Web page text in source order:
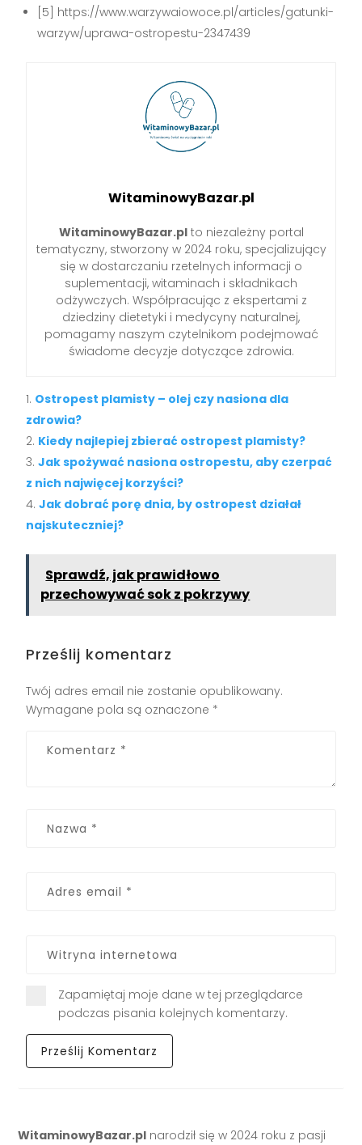
[5] https://www.warzywaiowoce.pl/articles/gatunki-
warzyw/uprawa-ostropestu-2347439
WitaminowyBazar.pl
WitaminowyBazar.plto niezależny portal
tematyczny, stworzony w 2024 roku, specjalizujący
się w dostarczaniu rzetelnych informacji o
suplementacji, witaminach i składnikach
odżywczych. Współpracując z ekspertami z
dziedziny dietetyki i medycyny naturalnej,
pomagamy naszym czytelnikom podejmować
świadome decyzje dotyczące zdrowia.
Ostropest plamisty – olej czy nasiona dla
zdrowia?
Kiedy najlepiej zbierać ostropest plamisty?
Jak spożywać nasiona ostropestu, aby czerpać
z nich najwięcej korzyści?
Jak dobrać porę dnia, by ostropest działał
najskuteczniej?
Sprawdź, jak prawidłowo
przechowywać sok z pokrzywy
Prześlij komentarz
Twój adres email nie zostanie opublikowany.
Wymagane pola są oznaczone *
Zapamiętaj moje dane w tej przeglądarce
podczas pisania kolejnych komentarzy.
WitaminowyBazar.pl narodził się w 2024 roku z pasji